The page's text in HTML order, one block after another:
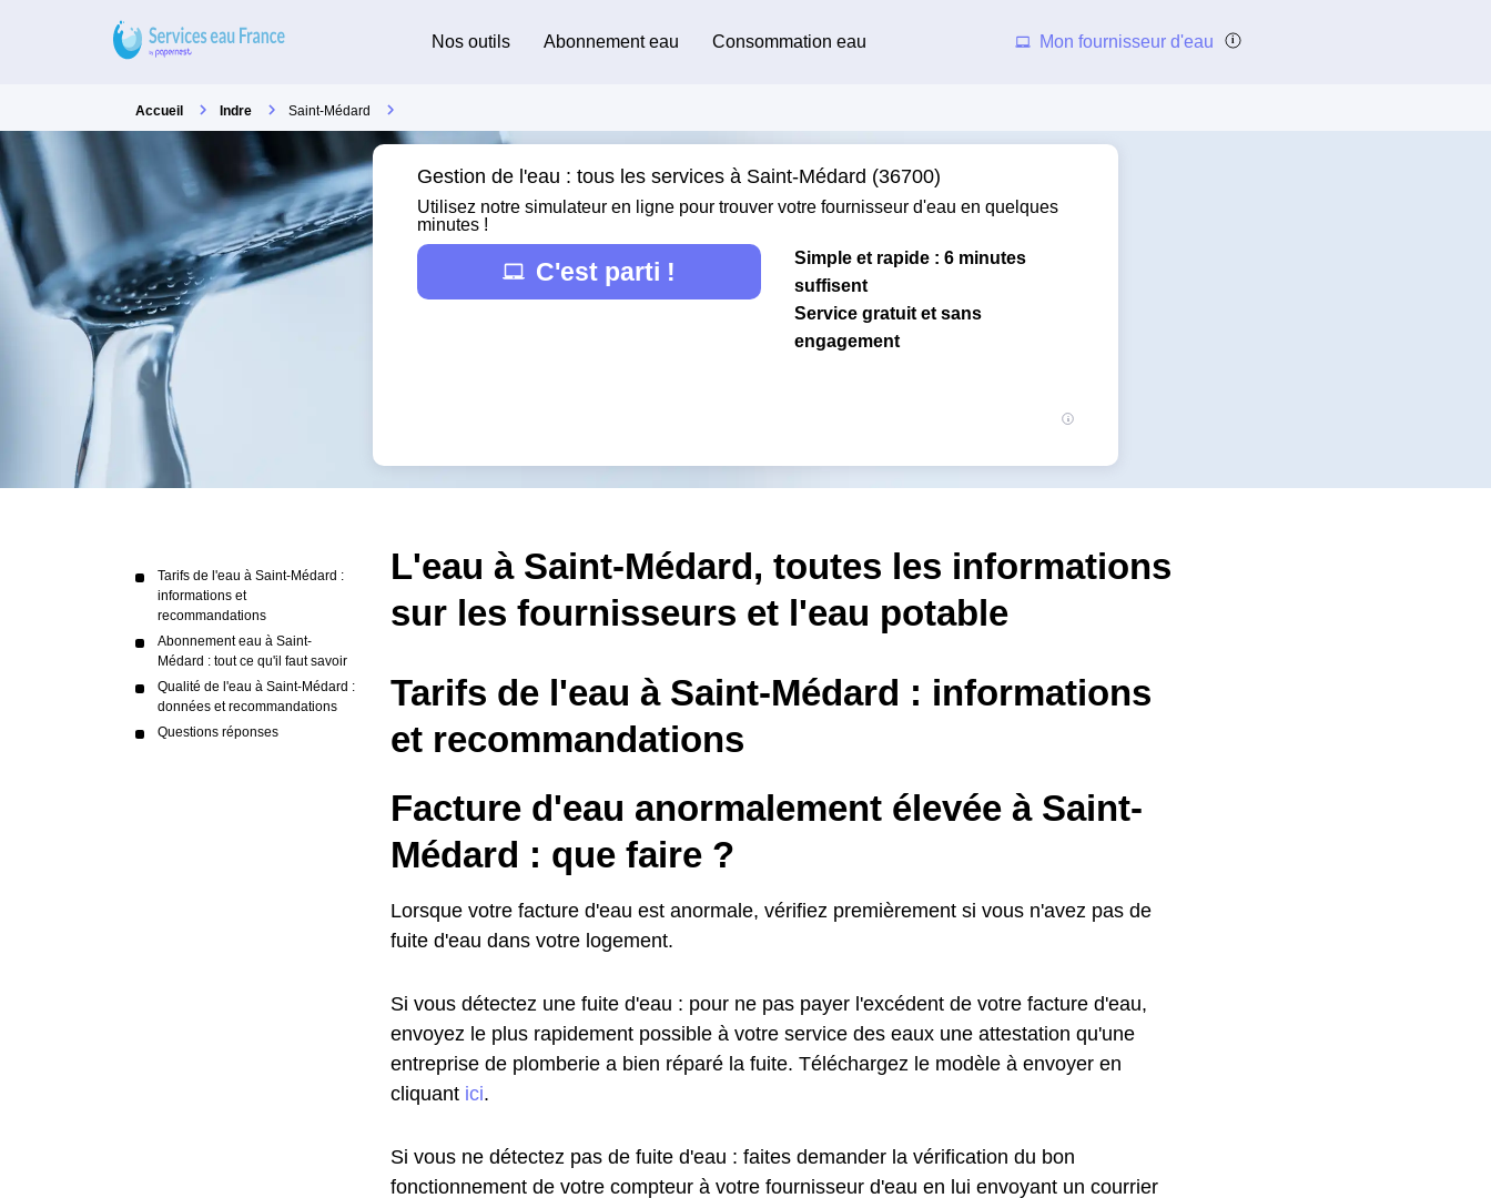
Nos outils Abonnement eau Consommation eau Mon fournisseur d'eau
Accueil Indre Saint-Médard
Gestion de l'eau : tous les services à Saint-Médard (36700)
Utilisez notre simulateur en ligne pour trouver votre fournisseur d'eau en quelques
minutes !
C'est parti !
Simple et rapide : 6 minutes
suffisent
Service gratuit et sans
engagement
Tarifs de l'eau à Saint-Médard :
informations et
recommandations
Abonnement eau à Saint-
Médard : tout ce qu'il faut savoir
Qualité de l'eau à Saint-Médard :
données et recommandations
Questions réponses
L'eau à Saint-Médard, toutes les informations
sur les fournisseurs et l'eau potable
Tarifs de l'eau à Saint-Médard : informations
et recommandations
Facture d'eau anormalement élevée à Saint-
Médard : que faire ?
Lorsque votre facture d'eau est anormale, vérifiez premièrement si vous n'avez pas de
fuite d'eau dans votre logement.
Si vous détectez une fuite d'eau : pour ne pas payer l'excédent de votre facture d'eau,
envoyez le plus rapidement possible à votre service des eaux une attestation qu'une
entreprise de plomberie a bien réparé la fuite. Téléchargez le modèle à envoyer en
cliquant ici.
Si vous ne détectez pas de fuite d'eau : faites demander la vérification du bon
fonctionnement de votre compteur à votre fournisseur d'eau en lui envoyant un courrier